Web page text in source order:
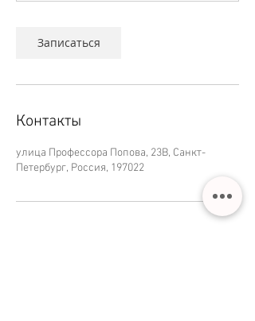
Записаться
Контакты
улица Профессора Попова, 23В, Санкт-
Петербург, Россия, 197022